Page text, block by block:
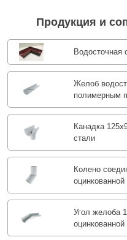
Продукция и
Водосточная
Желоб
полимерным
Канадка
стали
Колено
оцинкованной
Угол желоба
оцинкованной